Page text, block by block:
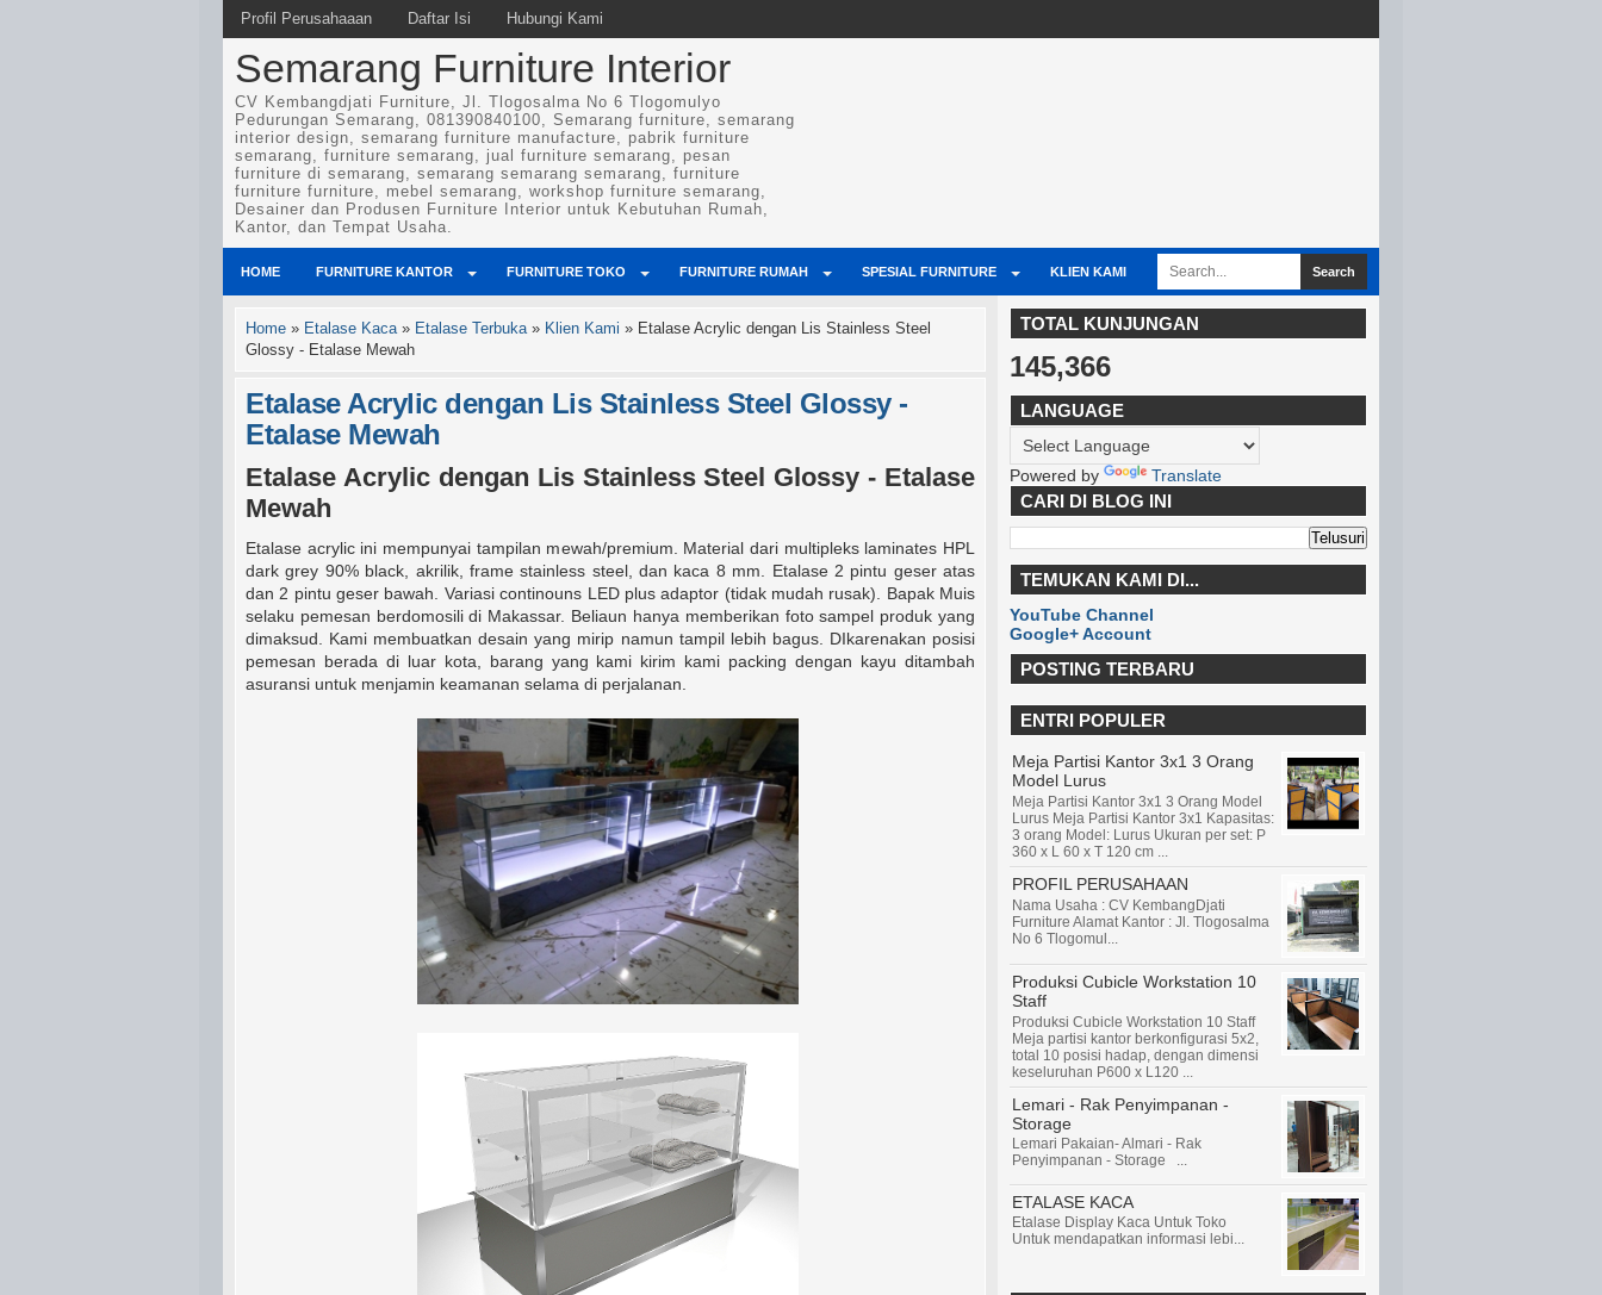
Profil Perusahaaan Daftar Isi Hubungi Kami
Semarang Furniture Interior
CV Kembangdjati Furniture, Jl. Tlogosalma No 6 Tlogomulyo
Pedurungan Semarang, 081390840100, Semarang furniture, semarang
interior design, semarang furniture manufacture, pabrik furniture
semarang, furniture semarang, jual furniture semarang, pesan
furniture di semarang, semarang semarang semarang, furniture
furniture furniture, mebel semarang, workshop furniture semarang,
Desainer dan Produsen Furniture Interior untuk Kebutuhan Rumah,
Kantor, dan Tempat Usaha.
HOME FURNITURE KANTOR FURNITURE TOKO FURNITURE RUMAH SPESIAL FURNITURE KLIEN KAMI
Home » Etalase Kaca» Etalase Terbuka» Klien Kami » Etalase Acrylic dengan Lis Stainless Steel
Glossy - Etalase Mewah
Etalase Acrylic dengan Lis Stainless Steel Glossy -
Etalase Mewah
Etalase Acrylic dengan Lis Stainless Steel Glossy - Etalase
Mewah
Etalase acrylic ini mempunyai tampilan mewah/premium. Material dari multipleks laminates HPL
dark grey 90% black, akrilik, frame stainless steel, dan kaca 8 mm. Etalase 2 pintu geser atas
dan 2 pintu geser bawah. Variasi continouns LED plus adaptor (tidak mudah rusak). Bapak Muis
selaku pemesan berdomosili di Makassar. Beliaun hanya memberikan foto sampel produk yang
dimaksud. Kami membuatkan desain yang mirip namun tampil lebih bagus. DIkarenakan posisi
pemesan berada di luar kota, barang yang kami kirim kami packing dengan kayu ditambah
asuransi untuk menjamin keamanan selama di perjalanan.
TOTAL KUNJUNGAN
145,366
LANGUAGE
Powered by Translate
CARI DI BLOG INI
TEMUKAN KAMI DI...
YouTube Channel
Google+ Account
POSTING TERBARU
ENTRI POPULER
Meja Partisi Kantor 3x1 3 Orang
Model Lurus
Meja Partisi Kantor 3x1 3 Orang Model
Lurus Meja Partisi Kantor 3x1 Kapasitas:
3 orang Model: Lurus Ukuran per set: P
360 x L 60 x T 120 cm ...
PROFIL PERUSAHAAN
Nama Usaha : CV KembangDjati
Furniture Alamat Kantor : Jl. Tlogosalma
No 6 Tlogomul...
Produksi Cubicle Workstation 10
Staff
Produksi Cubicle Workstation 10 Staff
Meja partisi kantor berkonfigurasi 5x2,
total 10 posisi hadap, dengan dimensi
keseluruhan P600 x L120 ...
Lemari - Rak Penyimpanan -
Storage
Lemari Pakaian- Almari - Rak
Penyimpanan - Storage ...
ETALASE KACA
Etalase Display Kaca Untuk Toko
Untuk mendapatkan informasi lebi...